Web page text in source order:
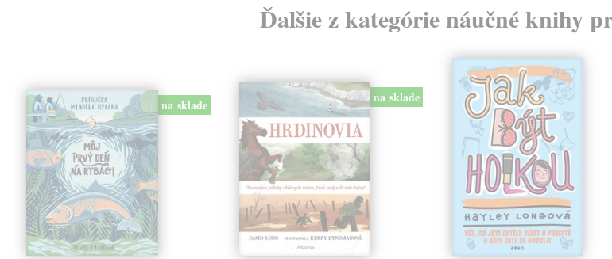
Ďalšie z kategórie náučné knihy
na sklade na sklade